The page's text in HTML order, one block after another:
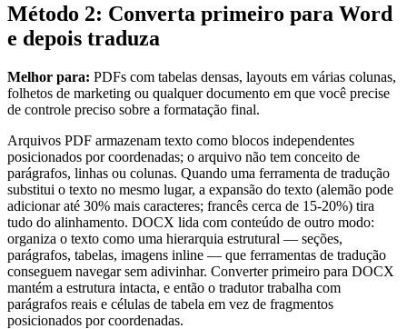
Método 2: Converta primeiro para Word
e depois traduza
Melhor para: PDFs com tabelas densas, layouts em várias colunas,
folhetos de marketing ou qualquer documento em que você precise
de controle preciso sobre a formatação final.
Arquivos PDF armazenam texto como blocos independentes
posicionados por coordenadas; o arquivo não tem conceito de
parágrafos, linhas ou colunas. Quando uma ferramenta de tradução
substitui o texto no mesmo lugar, a expansão do texto (alemão pode
adicionar até 30% mais caracteres; francês cerca de 15-20%) tira
tudo do alinhamento. DOCX lida com conteúdo de outro modo:
organiza o texto como uma hierarquia estrutural — seções,
parágrafos, tabelas, imagens inline — que ferramentas de tradução
conseguem navegar sem adivinhar. Converter primeiro para DOCX
mantém a estrutura intacta, e então o tradutor trabalha com
parágrafos reais e células de tabela em vez de fragmentos
posicionados por coordenadas.